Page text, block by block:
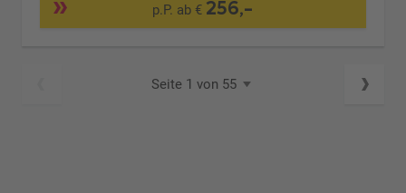
p.P. ab € 256,-
Seite 1 von 55